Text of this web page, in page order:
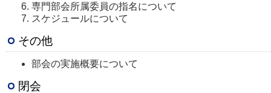
専門部会所属委員の指名について
スケジュールについて
その他
部会の実施概要について
閉会